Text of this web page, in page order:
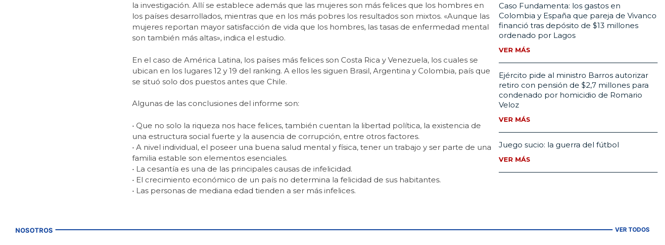
la investigación. Allí se establece además que las mujeres son más felices que los hombres en
los países desarrollados, mientras que en los más pobres los resultados son mixtos. «Aunque las
mujeres reportan mayor satisfacción de vida que los hombres, las tasas de enfermedad mental
son también más altas», indica el estudio.
En el caso de América Latina, los países más felices son Costa Rica y Venezuela, los cuales se
ubican en los lugares 12 y 19 del ranking. A ellos les siguen Brasil, Argentina y Colombia, país que
se situó solo dos puestos antes que Chile.
Algunas de las conclusiones del informe son:
• Que no solo la riqueza nos hace felices, también cuentan la libertad política, la existencia de
una estructura social fuerte y la ausencia de corrupción, entre otros factores.
• A nivel individual, el poseer una buena salud mental y física, tener un trabajo y ser parte de una
familia estable son elementos esenciales.
• La cesantía es una de las principales causas de infelicidad.
• El crecimiento económico de un país no determina la felicidad de sus habitantes.
• Las personas de mediana edad tienden a ser más infelices.
Caso Fundamenta: los gastos en
Colombia y España que pareja de Vivanco
financió tras depósito de $13 millones
ordenado por Lagos
VER MÁS
Ejército pide al ministro Barros autorizar
retiro con pensión de $2,7 millones para
condenado por homicidio de Romario
Veloz
VER MÁS
Juego sucio: la guerra del fútbol
VER MÁS
NOSOTROS VER TODOS